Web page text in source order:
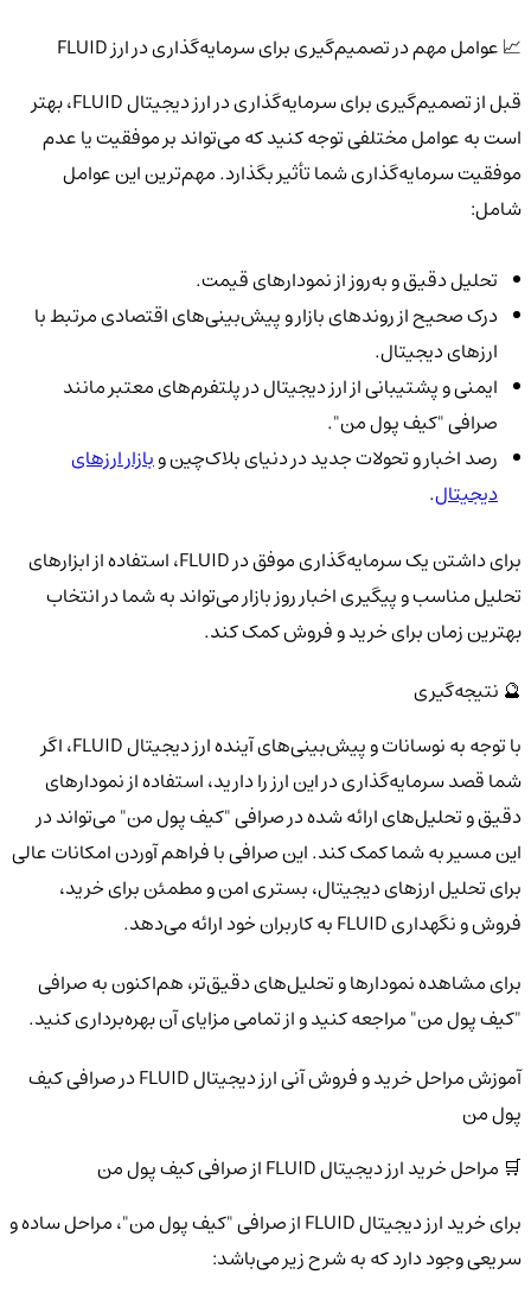
📈 عوامل مهم در تصمیم‌گیری برای سرمایه‌گذاری در ارز FLUID
قبل از تصمیم‌گیری برای سرمایه‌گذاری در ارز دیجیتال FLUID، بهتر
است به عوامل مختلفی توجه کنید که می‌تواند بر موفقیت یا عدم
موفقیت سرمایه‌گذاری شما تأثیر بگذارد. مهم‌ترین این عوامل
شامل:
تحلیل دقیق و به‌روز از نمودارهای قیمت.
درک صحیح از روندهای بازار و پیش‌بینی‌های اقتصادی مرتبط با
ارزهای دیجیتال.
ایمنی و پشتیبانی از ارز دیجیتال در پلتفرم‌های معتبر مانند
صرافی "کیف پول من".
رصد اخبار و تحولات جدید در دنیای بلاک‌چین وبازار ارزهای
دیجیتال.
برای داشتن یک سرمایه‌گذاری موفق در FLUID، استفاده از ابزارهای
تحلیل مناسب و پیگیری اخبار روز بازار می‌تواند به شما در انتخاب
بهترین زمان برای خرید و فروش کمک کند.
🔮 نتیجه‌گیری
با توجه به نوسانات و پیش‌بینی‌های آینده ارز دیجیتال FLUID، اگر
شما قصد سرمایه‌گذاری در این ارز را دارید، استفاده از نمودارهای
دقیق و تحلیل‌های ارائه شده در صرافی "کیف پول من" می‌تواند در
این مسیر به شما کمک کند. این صرافی با فراهم آوردن امکانات عالی
برای تحلیل ارزهای دیجیتال، بستری امن و مطمئن برای خرید،
فروش و نگهداری FLUID به کاربران خود ارائه می‌دهد.
برای مشاهده نمودارها و تحلیل‌های دقیق‌تر، هم‌اکنون به صرافی
"کیف پول من" مراجعه کنید و از تمامی مزایای آن بهره‌برداری کنید.
آموزش مراحل خرید و فروش آنی ارز دیجیتال FLUID در صرافی کیف
پول من
🛒 مراحل خرید ارز دیجیتال FLUID از صرافی کیف پول من
برای خرید ارز دیجیتال FLUID از صرافی "کیف پول من"، مراحل ساده و
سریعی وجود دارد که به شرح زیر می‌باشد: